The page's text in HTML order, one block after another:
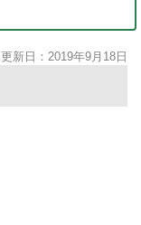
更新日：2019年9月18日